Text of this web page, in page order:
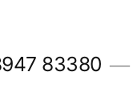
83380